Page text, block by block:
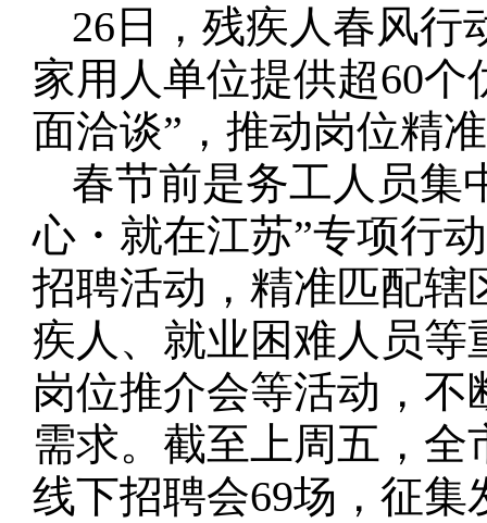
26日，残疾人春风行
家用人单位提供超60
面洽谈”，推动岗位精
春节前是务工人员集
心・就在江苏”专项行
招聘活动，精准匹配辖
疾人、就业困难人员
岗位推介会等活动，
需求。截至上周五，
线下招聘会69场，征集